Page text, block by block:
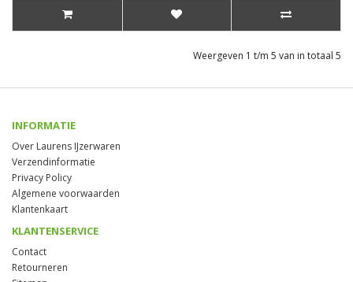
Weergeven 1 t/m 5 van in totaal 5
INFORMATIE
Over Laurens IJzerwaren
Verzendinformatie
Privacy Policy
Algemene voorwaarden
Klantenkaart
KLANTENSERVICE
Contact
Retourneren